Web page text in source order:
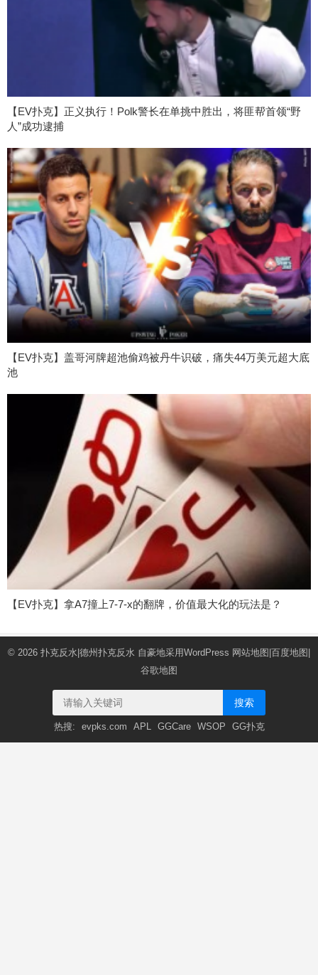
【EV扑克】正义执行！Polk警长在单挑中胜出，将匪帮首领“野
人”成功逮捕
【EV扑克】盖哥河牌超池偷鸡被丹牛识破，痛失44万美元超大底
池
【EV扑克】拿A7撞上7-7-x的翻牌，价值最大化的玩法是？
© 2026 扑克反水|德州扑克反水 自豪地采用WordPress 网站地图 百度地图
谷歌地图
搜索
热搜: evpks.com APL GGCare WSOP GG扑克